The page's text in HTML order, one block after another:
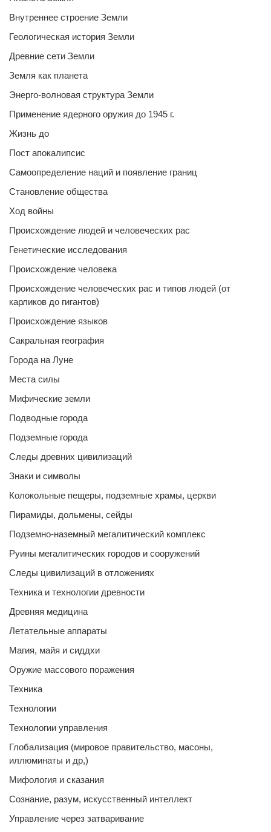
Внутреннее строение Земли
Геологическая история Земли
Древние сети Земли
Земля как планета
Энерго-волновая структура Земли
Применение ядерного оружия до 1945 г.
Жизнь до
Пост апокалипсис
Самоопределение наций и появление границ
Становление общества
Ход войны
Происхождение людей и человеческих рас
Генетические исследования
Происхождение человека
Происхождение человеческих рас и типов людей (от
карликов до гигантов)
Происхождение языков
Сакральная география
Города на Луне
Места силы
Мифические земли
Подводные города
Подземные города
Следы древних цивилизаций
Знаки и символы
Колокольные пещеры, подземные храмы, церкви
Пирамиды, дольмены, сейды
Подземно-наземный мегалитический комплекс
Руины мегалитических городов и сооружений
Следы цивилизаций в отложениях
Техника и технологии древности
Древняя медицина
Летательные аппараты
Магия, майя и сиддхи
Оружие массового поражения
Техника
Технологии
Технологии управления
Глобализация (мировое правительство, масоны,
иллюминаты и др,)
Мифология и сказания
Сознание, разум, искусственный интеллект
Управление через затваривание